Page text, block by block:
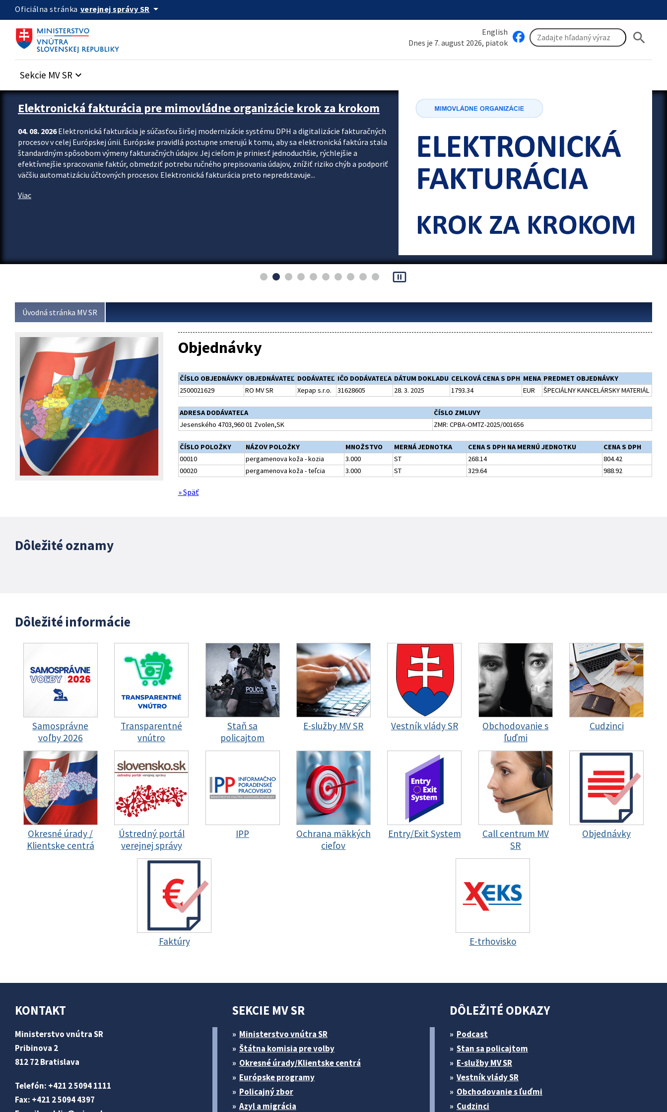
Preskocit na hlavný obsah
Oficiálna stránka verejnej správy SR arrow_drop_down
English
Dnes je 7. august 2026, piatok
search
Sekcie MV SR keyboard_arrow_down
Zastavit automatický posun upútavok
Elektronická fakturácia pre mimovládne organizácie krok za krokom
04. 08. 2026Elektronická fakturácia je súčasťou širšej modernizácie systému DPH a digitalizácie fakturačných
procesov v celej Európskej únii. Európske pravidlá postupne smerujú k tomu, aby sa elektronická faktúra stala
štandardným spôsobom výmeny fakturačných údajov. Jej cieľom je priniesť jednoduchšie, rýchlejšie a
efektívnejšie spracovanie faktúr, obmedziť potrebu ručného prepisovania údajov, znížiť riziko chýb a podporiť
väčšiu automatizáciu účtovných procesov. Elektronická fakturácia preto nepredstavuje...
Viac
pause_presentation
Úvodná stránka MV SR
Objednávky
ČÍSLO OBJEDNÁVKY OBJEDNÁVATEĽ DODÁVATEĽ IČO DODÁVATEĽA DÁTUM DOKLADU CELKOVÁ CENA S DPH MENA PREDMET OBJEDNÁVKY
2500021629
RO MV SR Xepap s.r.o. 31628605 28. 3. 2025 1793.34 EUR ŠPECIÁLNY KANCELÁRSKY MATERIÁL
ADRESA DODÁVATEĽA
ČÍSLO ZMLUVY
Jesenského 4703,960 01 Zvolen,SK
ZMR: CPBA-OMTZ-2025/001656
ČÍSLO POLOŽKY NÁZOV POLOŽKY MNOŽSTVO MERNÁ JEDNOTKA CENA S DPH NA MERNÚ JEDNOTKU
CENA S DPH
00010
pergamenova koža - kozia 3.000 ST 268.14
804.42
00020
pergamenova koža - teľcia 3.000 ST 329.64 988.92
» Späť
Dôležité oznamy
Dôležité informácie
Samosprávne
voľby 2026
Transparentné
vnútro
Staň sa
policajtom
E-služby MV SR Vestník vlády SR
Obchodovanie s
ľuďmi
Cudzinci
Okresné úrady /
Klientske centrá
Ústredný portál
verejnej správy
IPP
Ochrana mäkkých
cieľov
Entry/Exit System
Call centrum MV
SR
Objednávky
Faktúry E-trhovisko
KONTAKT
Ministerstvo vnútra SR
Pribinova 2
812 72 Bratislava
Telefón: +421 2 5094 1111
Fax: +421 2 5094 4397
SEKCIE MV SR
Ministerstvo vnútra SR
Štátna komisia pre volby
Okresné úrady/Klientske centrá
Európske programy
Policajný zbor
Azyl a migrácia
DÔLEŽITÉ ODKAZY
Podcast
Stan sa policajtom
E-služby MV SR
Vestník vlády SR
Obchodovanie s ľuďmi
Cudzinci